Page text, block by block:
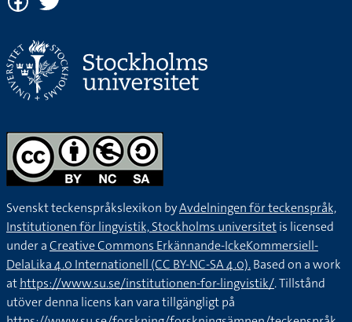
Svenskt teckenspråkslexikon byAvdelningen för teckenspråk,
Institutionen för lingvistik, Stockholms universitetis licensed
under aCreative Commons Erkännande-IckeKommersiell-
DelaLika 4.0 Internationell (CC BY-NC-SA 4.0).Based on a work
athttps://www.su.se/institutionen-for-lingvistik/. Tillstånd
utöver denna licens kan vara tillgängligt på